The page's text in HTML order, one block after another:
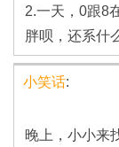
2.一天，0跟8
胖呗，还系什
小笑话:
晚上，小小来